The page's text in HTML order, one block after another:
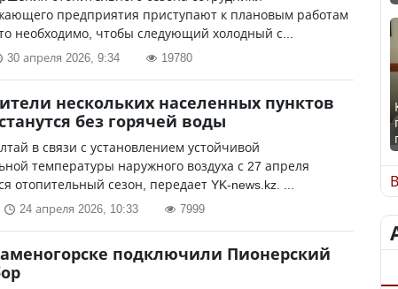
предприятия приступают к плановым работам
необходимо, чтобы следующий холодный с...
30 апреля 2026, 9:34 19780
нескольких населенных пунктов
без горячей воды
в связи с установлением устойчивой
температуры наружного воздуха с 27 апреля
отопительный сезон, передает YK-news.kz. ...
24 апреля 2026, 10:33 7999
подключили Пионерский